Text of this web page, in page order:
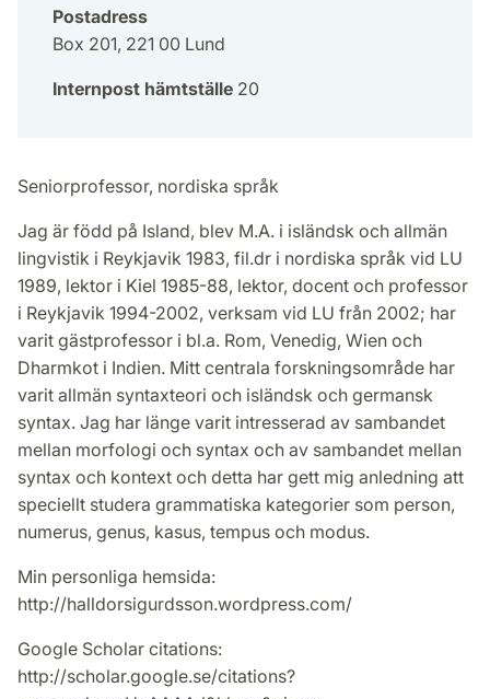
Postadress
Box 201, 221 00 Lund
Internpost hämtställe 20
Seniorprofessor, nordiska språk
Jag är född på Island, blev M.A. i isländsk och allmän
lingvistik i Reykjavik 1983, fil.dr i nordiska språk vid LU
1989, lektor i Kiel 1985-88, lektor, docent och professor
i Reykjavik 1994-2002, verksam vid LU från 2002; har
varit gästprofessor i bl.a. Rom, Venedig, Wien och
Dharmkot i Indien. Mitt centrala forskningsområde har
varit allmän syntaxteori och isländsk och germansk
syntax. Jag har länge varit intresserad av sambandet
mellan morfologi och syntax och av sambandet mellan
syntax och kontext och detta har gett mig anledning att
speciellt studera grammatiska kategorier som person,
numerus, genus, kasus, tempus och modus.
Min personliga hemsida:
http://halldorsigurdsson.wordpress.com/
Google Scholar citations:
http://scholar.google.se/citations?